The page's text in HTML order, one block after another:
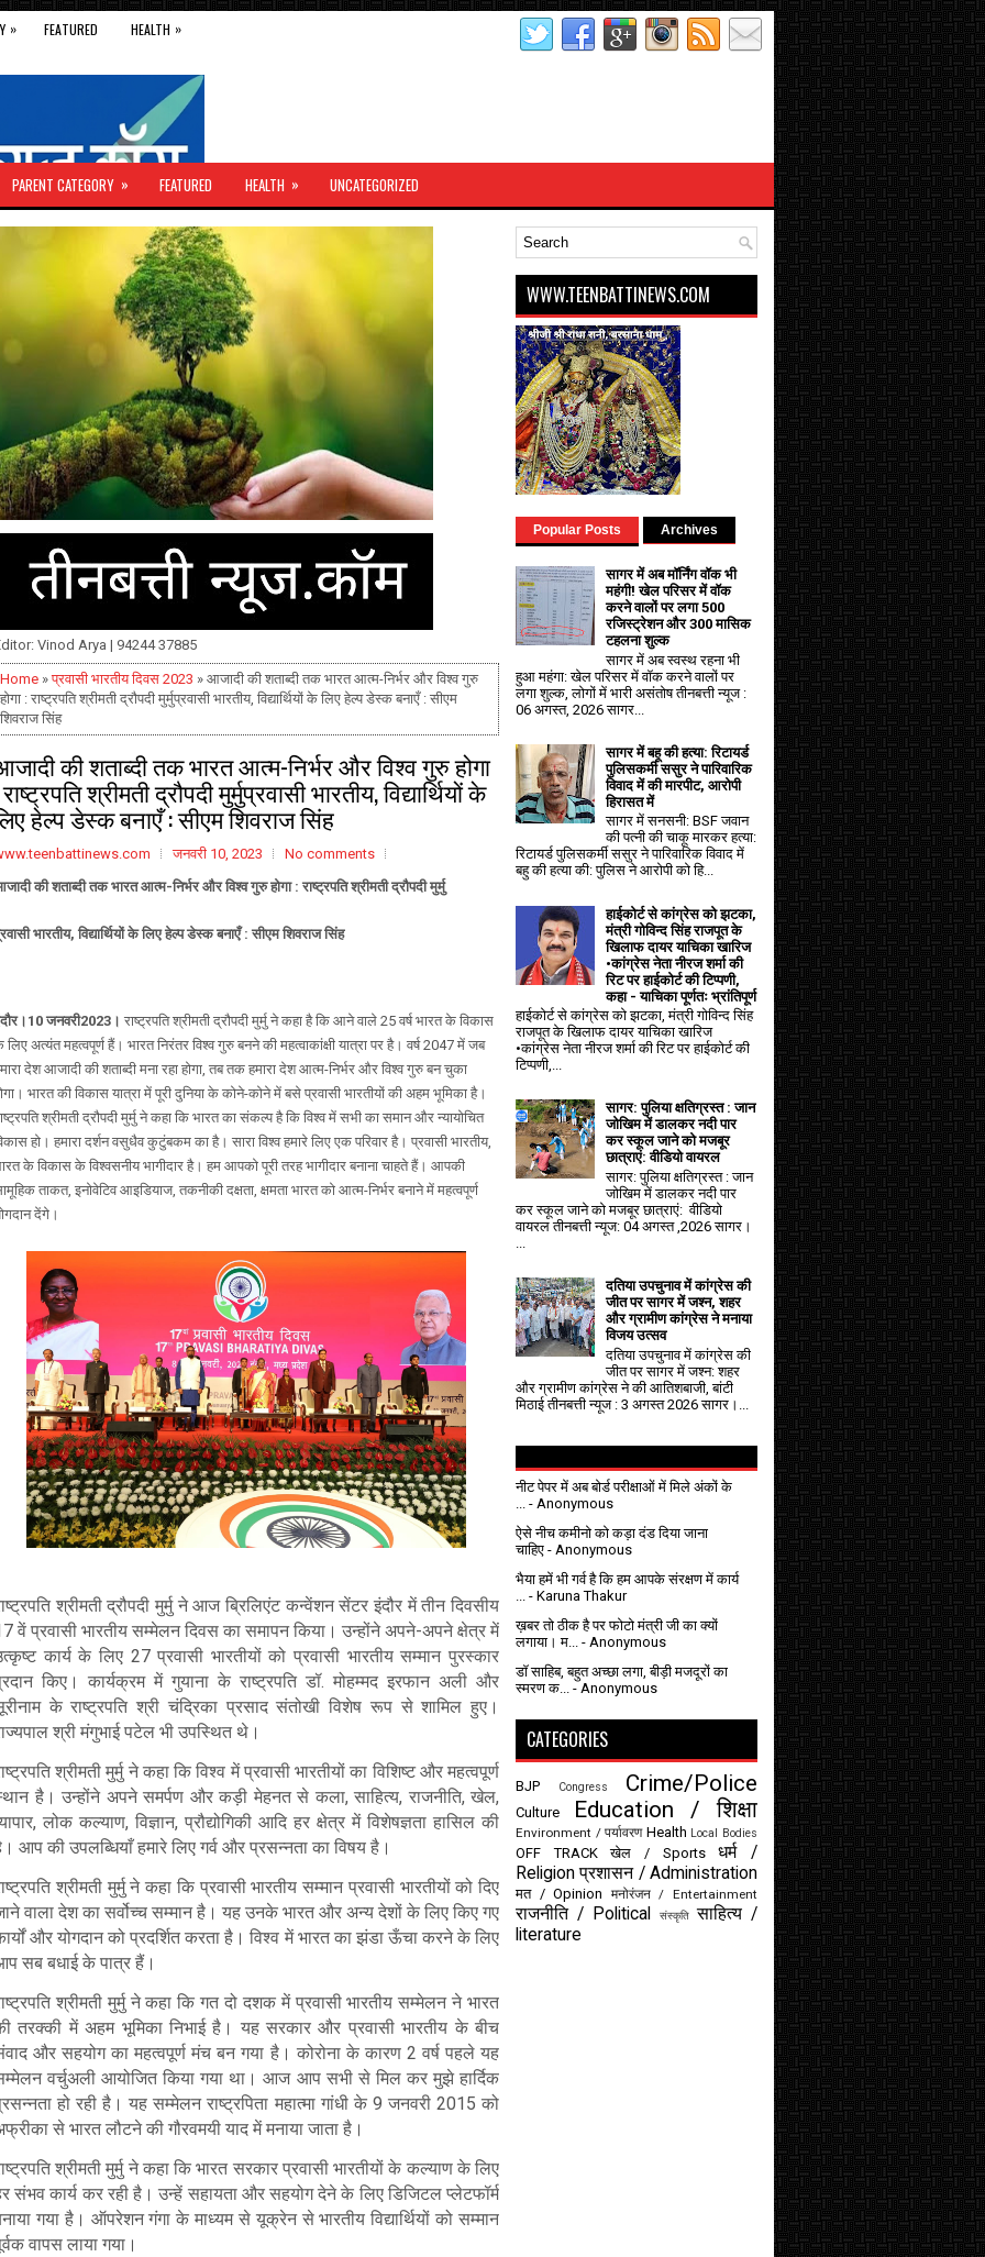
» FEATURED HEALTH »
PARENT CATEGORY » FEATURED HEALTH » UNCATEGORIZED
Vinod Arya | 94244 37885
Home »प्रवासी भारतीय दिवस 2023 » आजादी की शताब्दी तक भारत आत्म-निर्भर और विश्व गुरु
होगा : राष्ट्रपति श्रीमती द्रौपदी मुर्मुप्रवासी भारतीय, विद्यार्थियों के लिए हेल्प डेस्क बनाएँ : सीएम
शिवराज सिंह
की शताब्दी तक भारत आत्म-निर्भर और विश्व गुरु होगा
श्रीमती द्रौपदी मुर्मुप्रवासी भारतीय, विद्यार्थियों के
हेल्प डेस्क बनाएँ : सीएम शिवराज सिंह
जनवरी 10, 2023
No comments
की शताब्दी तक भारत आत्म-निर्भर और विश्व गुरु होगा : राष्ट्रपति श्रीमती द्रौपदी मुर्मु
भारतीय, विद्यार्थियों के लिए हेल्प डेस्क बनाएँ : सीएम शिवराज सिंह
जनवरी2023। राष्ट्रपति श्रीमती द्रौपदी मुर्मु ने कहा है कि आने वाले 25 वर्ष भारत के विकास
लिए अत्यंत महत्वपूर्ण हैं। भारत निरंतर विश्व गुरु बनने की महत्वाकांक्षी यात्रा पर है। वर्ष 2047 में जब
देश आजादी की शताब्दी मना रहा होगा, तब तक हमारा देश आत्म-निर्भर और विश्व गुरु बन चुका
भारत की विकास यात्रा में पूरी दुनिया के कोने-कोने में बसे प्रवासी भारतीयों की अहम भूमिका है।
श्रीमती द्रौपदी मुर्मु ने कहा कि भारत का संकल्प है कि विश्व में सभी का समान और न्यायोचित
हो। हमारा दर्शन वसुधैव कुटुंबकम का है। सारा विश्व हमारे लिए एक परिवार है। प्रवासी भारतीय,
के विकास के विश्वसनीय भागीदार है। हम आपको पूरी तरह भागीदार बनाना चाहते हैं। आपकी
ताकत, इनोवेटिव आइडियाज, तकनीकी दक्षता, क्षमता भारत को आत्म-निर्भर बनाने में महत्वपूर्ण
देंगे।
श्रीमती द्रौपदी मुर्मु ने आज ब्रिलिएंट कन्वेंशन सेंटर इंदौर में तीन दिवसीय
वें प्रवासी भारतीय सम्मेलन दिवस का समापन किया। उन्होंने अपने-अपने क्षेत्र में
कार्य के लिए 27 प्रवासी भारतीयों को प्रवासी भारतीय सम्मान पुरस्कार
किए। कार्यक्रम में गुयाना के राष्ट्रपति डॉ. मोहम्मद इरफान अली और
के राष्ट्रपति श्री चंद्रिका प्रसाद संतोखी विशेष रूप से शामिल हुए।
श्री मंगुभाई पटेल भी उपस्थित थे।
श्रीमती मुर्मु ने कहा कि विश्व में प्रवासी भारतीयों का विशिष्ट और महत्वपूर्ण
है। उन्होंने अपने समर्पण और कड़ी मेहनत से कला, साहित्य, राजनीति, खेल,
लोक कल्याण, विज्ञान, प्रौद्योगिकी आदि हर क्षेत्र में विशेषज्ञता हासिल की
आप की उपलब्धियाँ हमारे लिए गर्व और प्रसन्नता का विषय है।
श्रीमती मुर्मु ने कहा कि प्रवासी भारतीय सम्मान प्रवासी भारतीयों को दिए
वाला देश का सर्वोच्च सम्मान है। यह उनके भारत और अन्य देशों के लिए किए गए
और योगदान को प्रदर्शित करता है। विश्व में भारत का झंडा ऊँचा करने के लिए
सब बधाई के पात्र हैं।
श्रीमती मुर्मु ने कहा कि गत दो दशक में प्रवासी भारतीय सम्मेलन ने भारत
तरक्की में अहम भूमिका निभाई है। यह सरकार और प्रवासी भारतीय के बीच
और सहयोग का महत्वपूर्ण मंच बन गया है। कोरोना के कारण 2 वर्ष पहले यह
वर्चुअली आयोजित किया गया था। आज आप सभी से मिल कर मुझे हार्दिक
हो रही है। यह सम्मेलन राष्ट्रपिता महात्मा गांधी के 9 जनवरी 2015 को
से भारत लौटने की गौरवमयी याद में मनाया जाता है।
श्रीमती मुर्मु ने कहा कि भारत सरकार प्रवासी भारतीयों के कल्याण के लिए
संभव कार्य कर रही है। उन्हें सहायता और सहयोग देने के लिए डिजिटल प्लेटफॉर्म
गया है। ऑपरेशन गंगा के माध्यम से यूक्रेन से भारतीय विद्यार्थियों को सम्मान
वापस लाया गया।
WWW.TEENBATTINEWS.COM
Popular Posts Archives
सागर में अब मॉर्निंग वॉक भी
महंगी! खेल परिसर में वॉक
करने वालों पर लगा ₹500
रजिस्ट्रेशन और ₹300 मासिक
टहलना शुल्क
सागर में अब स्वस्थ रहना भी
हुआ महंगा: खेल परिसर में वॉक करने वालों पर
लगा शुल्क, लोगों में भारी असंतोष तीनबत्ती न्यूज :
06 अगस्त, 2026 सागर...
सागर में बहू की हत्या: रिटायर्ड
पुलिसकर्मी ससुर ने पारिवारिक
विवाद में की मारपीट, आरोपी
हिरासत में
सागर में सनसनी: BSF जवान
की पत्नी की चाकू मारकर हत्या:
रिटायर्ड पुलिसकर्मी ससुर ने पारिवारिक विवाद में
बहु की हत्या की: पुलिस ने आरोपी को हि...
हाईकोर्ट से कांग्रेस को झटका,
मंत्री गोविन्द सिंह राजपूत के
खिलाफ दायर याचिका खारिज
•कांग्रेस नेता नीरज शर्मा की
रिट पर हाईकोर्ट की टिप्पणी,
कहा - याचिका पूर्णतः भ्रांतिपूर्ण
हाईकोर्ट से कांग्रेस को झटका, मंत्री गोविन्द सिंह
राजपूत के खिलाफ दायर याचिका खारिज
•कांग्रेस नेता नीरज शर्मा की रिट पर हाईकोर्ट की
टिप्पणी,...
सागर: पुलिया क्षतिग्रस्त : जान
जोखिम में डालकर नदी पार
कर स्कूल जाने को मजबूर
छात्राएं: वीडियो वायरल
सागर: पुलिया क्षतिग्रस्त : जान
जोखिम में डालकर नदी पार
कर स्कूल जाने को मजबूर छात्राएं: वीडियो
वायरल तीनबत्ती न्यूज: 04 अगस्त ,2026 सागर।
...
दतिया उपचुनाव में कांग्रेस की
जीत पर सागर में जश्न, शहर
और ग्रामीण कांग्रेस ने मनाया
विजय उत्सव
दतिया उपचुनाव में कांग्रेस की
जीत पर सागर में जश्न: शहर
और ग्रामीण कांग्रेस ने की आतिशबाजी, बांटी
मिठाई तीनबत्ती न्यूज : 3 अगस्त 2026 सागर।...
नीट पेपर में अब बोर्ड परीक्षाओं में मिले अंकों के
- Anonymous
ऐसे नीच कमीनो को कड़ा दंड दिया जाना
चाहिए - Anonymous
भैया हमें भी गर्व है कि हम आपके संरक्षण में कार्य
- Karuna Thakur
ख़बर तो ठीक है पर फोटो मंत्री जी का क्यों
लगाया। म...
- Anonymous
डॉ साहिब, बहुत अच्छा लगा, बीड़ी मजदूरों का
स्मरण क...
- Anonymous
CATEGORIES
BJP Congress Crime/Police
Culture Education / शिक्षा
Environment / पर्यावरण Health Local Bodies
OFF TRACK खेल / Sports
धर्म /
Religion प्रशासन / Administration
मत / Opinion मनोरंजन / Entertainment
राजनीति / Political संस्कृति साहित्य /
literature